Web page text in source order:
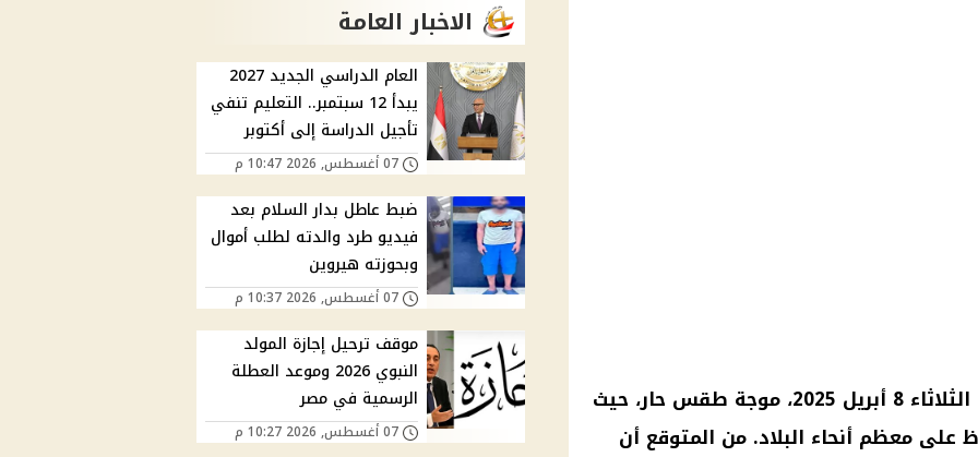
8 أبريل 2025، موجة طقس حار، حيث
معظم أنحاء البلاد. من المتوقع أن
الاخبار العامة
العام الدراسي الجديد 2027
يبدأ 12 سبتمبر.. التعليم تنفي
تأجيل الدراسة إلى أكتوبر
07 أغسطس, 2026 10:47 م
ضبط عاطل بدار السلام بعد
فيديو طرد والدته لطلب أموال
وبحوزته هيروين
07 أغسطس, 2026 10:37 م
موقف ترحيل إجازة المولد
النبوي 2026 وموعد العطلة
الرسمية في مصر
07 أغسطس, 2026 10:27 م